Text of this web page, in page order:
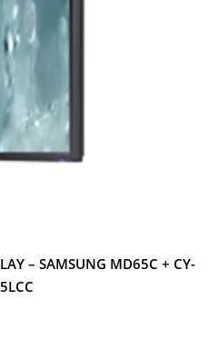
– SAMSUNG MD65C + CY-